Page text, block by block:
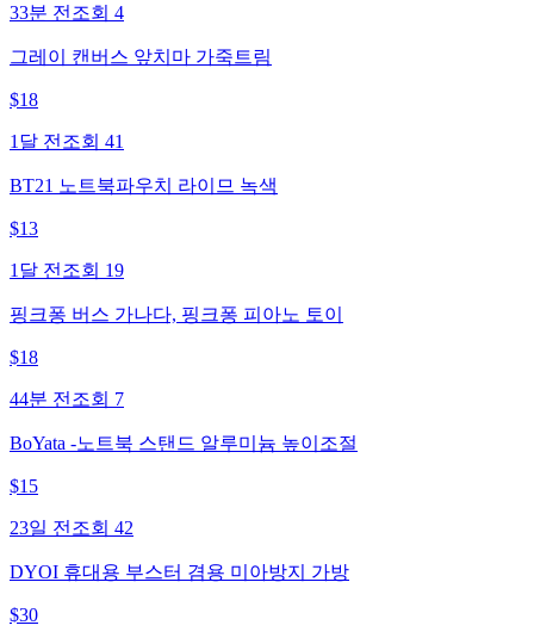
33분 전 조회 4
그레이 캔버스 앞치마 가죽트림
$18
1달 전 조회 41
BT21 노트북파우치 라이므 녹색
$13
1달 전 조회 19
핑크퐁 버스 가나다, 핑크퐁 피아노 토이
$18
44분 전 조회 7
BoYata -노트북 스탠드 알루미늄 높이조절
$15
23일 전 조회 42
DYOI 휴대용 부스터 겸용 미아방지 가방
$30